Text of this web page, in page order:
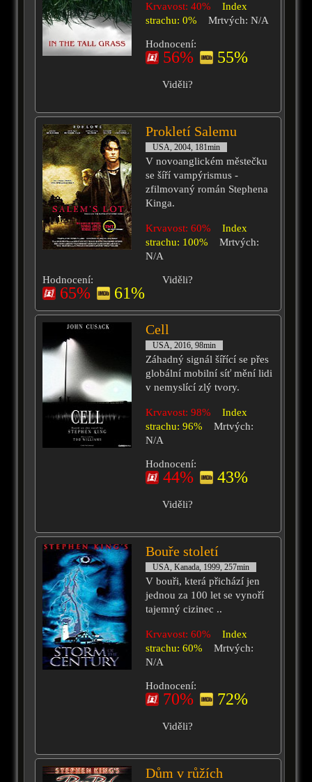
Krvavost: 40%
Index
strachu: 0%
Mrtvých: N/A
Hodnocení:
56% 55%
Viděli?
Prokletí Salemu
USA, 2004, 181min
V novoanglickém městečku
se šíří vampýrismus -
zfilmovaný román Stephena
Kinga.
Krvavost: 60%
Index
strachu: 100%
Mrtvých:
N/A
Hodnocení:
65% 61%
Viděli?
Cell
USA, 2016, 98min
Záhadný signál šířící se přes
globální mobilní síť mění lidi
v nemyslící zlý tvory.
Krvavost: 98%
Index
strachu: 96%
Mrtvých:
N/A
Hodnocení:
44% 43%
Viděli?
Bouře století
USA, Kanada, 1999, 257min
V bouři, která přichází jen
jednou za 100 let se vynoří
tajemný cizinec ..
Krvavost: 60%
Index
strachu: 60%
Mrtvých:
N/A
Hodnocení:
70% 72%
Viděli?
Dům v růžích